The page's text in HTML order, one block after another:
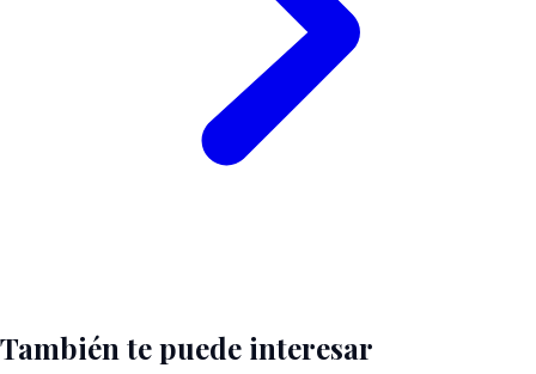
También te puede interesar